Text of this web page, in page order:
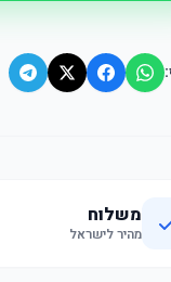
משלוח
מהיר לישראל